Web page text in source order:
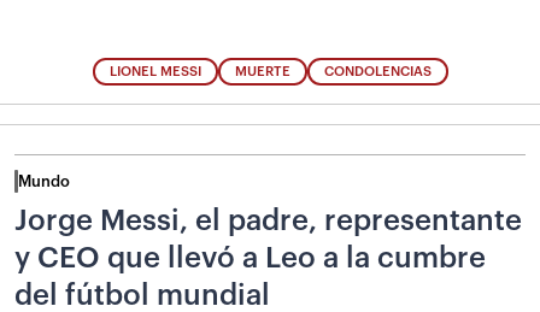
LIONEL MESSI MUERTE CONDOLENCIAS
Mundo
Jorge Messi, el padre, representante
y CEO que llevó a Leo a la cumbre
del fútbol mundial